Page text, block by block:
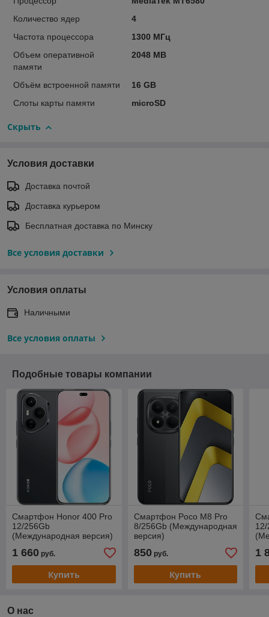
Количество ядер
4
Частота процессора
1300 МГц
Объем оперативной
памяти
2048 MB
Объём встроенной памяти
16 GB
Слоты карты памяти
microSD
Скрыть
Условия доставки
Доставка почтой
Доставка курьером
Бесплатная доставка по Минску
Все условия доставки
Условия оплаты
Наличными
Все условия оплаты
Подобные товары компании
Смартфон Honor 400 Pro
12/256Gb
(Международная версия)
1 660 руб.
Купить
Смартфон Poco M8 Pro
8/256Gb (Международная
версия)
850руб.
Купить
1
О нас